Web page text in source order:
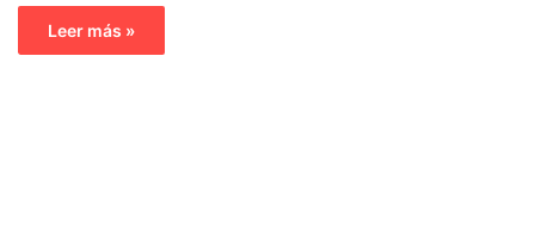
Leer más »